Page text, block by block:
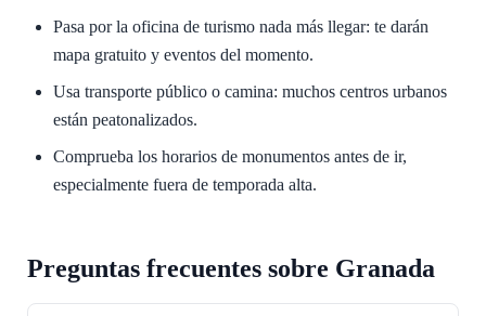
Pasa por la oficina de turismo nada más llegar: te darán
mapa gratuito y eventos del momento.
Usa transporte público o camina: muchos centros urbanos
están peatonalizados.
Comprueba los horarios de monumentos antes de ir,
especialmente fuera de temporada alta.
Preguntas frecuentes sobre Granada